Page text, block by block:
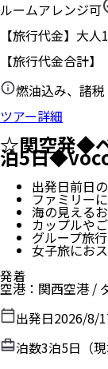
ルームアレンジ可
【旅行代金】大
【旅行代金合計】
燃油込み、諸
ツアー詳細
☆関空発◆
泊5日
出発日前日
ファミリー
海の見える
カップルや
グループ旅
女子旅にお
発着
空港 ： 関西空港 /
出発日2026/8/
泊数3泊5日（